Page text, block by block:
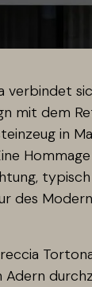
verbindet
mit dem
in
des